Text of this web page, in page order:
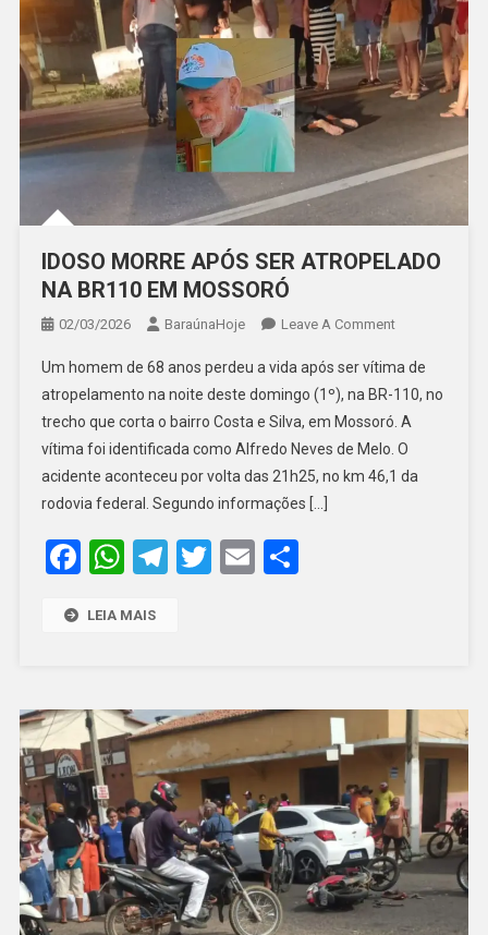
IDOSO MORRE APÓS SER ATROPELADO
NA BR110 EM MOSSORÓ
02/03/2026 BaraúnaHoje Leave A CommentOn
MORRE
APÓS
SER
ATROPELADO
NA
Um homem de 68 anos perdeu a vida após ser vítima de
atropelamento na noite deste domingo (1º), na BR-110, no
trecho que corta o bairro Costa e Silva, em Mossoró. A
vítima foi identificada como Alfredo Neves de Melo. O
acidente aconteceu por volta das 21h25, no km 46,1 da
rodovia federal. Segundo informações […]
Facebook
WhatsApp
Telegram
Twitter
EmailShare
LEIA MAIS